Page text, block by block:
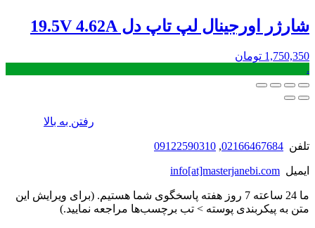
شارژر اورجینال لپ تاپ دل 19.5V 4.62A
1,750,350 تومان
.
رفتن به بالا
تلفن 02166467684
,
09122590310
ایمیل info[at]masterjanebi.com
ما 24 ساعته 7 روز هفته پاسخگوی شما هستیم. (برای ویرایش این
متن به پیکربندی پوسته > تب برچسب‌ها مراجعه نمایید.)